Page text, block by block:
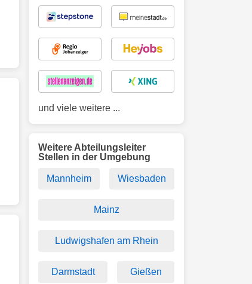
und viele weitere ...
Weitere Abteilungsleiter
Stellen in der Umgebung
Mannheim Wiesbaden
Mainz
Ludwigshafen am Rhein
Darmstadt Gießen